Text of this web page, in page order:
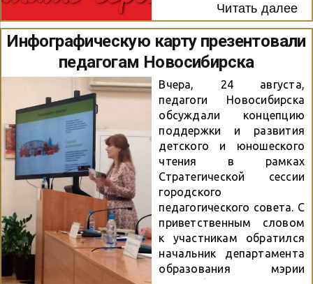
фотографиями тех лет,
архивными документами
и рисунками. Авторский
стиль с элементами
сибирской идентичности,
красочные
привлекательные иконки
вызвали в ребятах
неподдельный живой
интерес к содержанию
событий и фактов,
памятных дат и истории...
общественных связей
мэрии города
Новосибирска. Для
участия необходимо: 1.
стихами (песней) о войне,
любви к Родине и
родному краю.
Рекомендованные
параметры видео:
горизонтальное, HD
(1080pх720p), mp4, четкий
звук. Желательно указать
в начале видео название
и автора стихотворения,
имя и фамилию чтеца. 2.
Отправить заявку на
участие в Марафоне на
Читать далее
Инфографическую карту презентовали
педагогам Новосибирска
Вчера, 24 августа,
педагоги Новосибирска
обсуждали концепцию
поддержки и развития
детского и юношеского
чтения в рамках
Стратегической сессии
городского
педагогического совета. С
приветственным словом
к участникам обратился
начальник департамента
образования мэрии